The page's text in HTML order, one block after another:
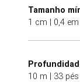
Tamanho
1 cm | 0,4 em
10 m | 33 pés